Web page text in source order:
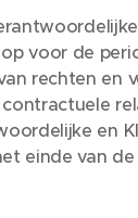
voor de
rechten en
en
einde van